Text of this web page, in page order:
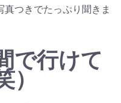
つきでたっぷり聞きま
で行けて
）